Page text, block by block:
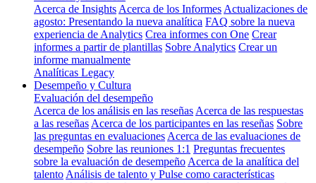
Acerca de Insights Acerca de los Informes Actualizaciones de
agosto: Presentando la nueva analítica FAQ sobre la nueva
experiencia de Analytics Crea informes con One Crear
informes a partir de plantillas Sobre Analytics Crear un
informe manualmente
Analíticas Legacy
Desempeño y Cultura
Evaluación del desempeño
Acerca de los análisis en las reseñas Acerca de las respuestas
a las reseñas Acerca de los participantes en las reseñas Sobre
las preguntas en evaluaciones Acerca de las evaluaciones de
desempeño Sobre las reuniones 1:1 Preguntas frecuentes
sobre la evaluación de desempeño Acerca de la analítica del
talento Análisis de talento y Pulse como características